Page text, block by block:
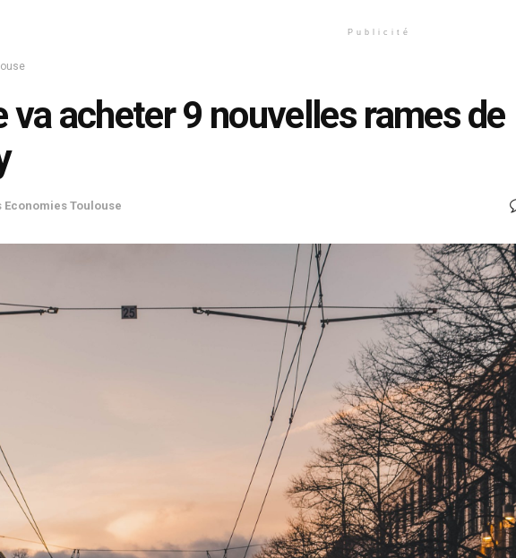
Publicité
va acheter 9 nouvelles rames de
Economies Toulouse